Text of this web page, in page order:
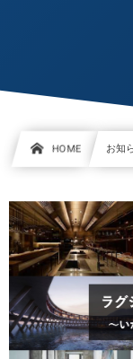
HOME お知